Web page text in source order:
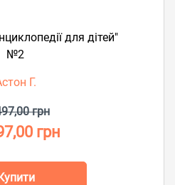
для дітей"
№2
Г.
грн
грн